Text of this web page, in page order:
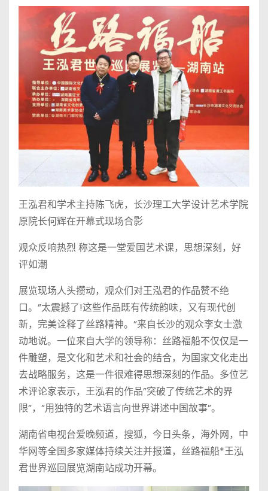
王泓君和学术主持陈飞虎，长沙理工大学设计艺术学院
原院长何辉在开幕式现场合影
观众反响热烈 称这是一堂爱国艺术课，思想深刻，好
评如潮
展览现场人头攒动，观众们对王泓君的作品赞不绝
口。”太震撼了!这些作品既有传统韵味，又有现代创
新，完美诠释了丝路精神。”来自长沙的观众李女士激
动地说。一位来自大学的领导称：丝路福船不仅仅是一
件雕塑，是文化和艺术和社会的结合，为国家文化走出
去战略服务，这是一件很难得思想深刻的作品。多位艺
术评论家表示，王泓君的作品”突破了传统艺术的界
限”，”用独特的艺术语言向世界讲述中国故事”。
湖南省电视台爱晚频道，搜狐，今日头条，海外网，中
华网等全国多家媒体持续关注并报道，丝路福船*王泓
君世界巡回展览湖南站成功开幕。